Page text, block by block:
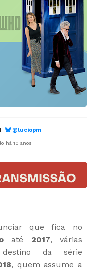
@luciopm
há 10 anos
que fica no
até 2017, várias
da série
, quem assume a